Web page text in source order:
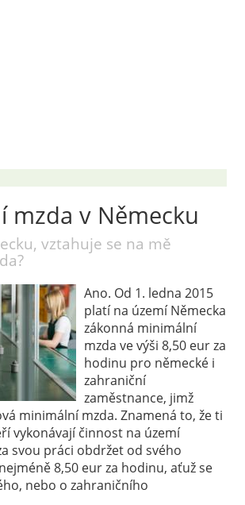
mzda v Německu
vztahuje se na mě
Ano. Od 1. ledna 2015
platí na území Německa
zákonná minimální
mzda ve výši 8,50 eur za
hodinu pro německé i
zahraniční
zaměstnance, jimž
minimální mzda. Znamená to, že ti
vykonávají činnost na území
svou práci obdržet od svého
8,50 eur za hodinu, aťuž se
nebo o zahraničního